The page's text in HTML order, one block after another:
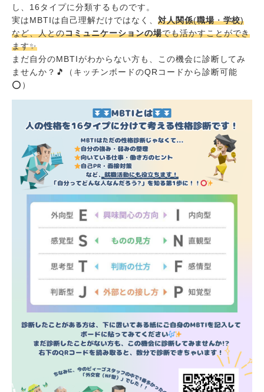
し、16タイプに分類するものです。
実はMBTIは自己理解だけではなく、 対人関係(職場・学校)
など、人とのコミュニケーションの場でも活かすことができ
ます✨
まだ自分のMBTIがわからない方も、この機会に診断してみ
ませんか？🎵（キッチンボードのQRコードから診断可能
⭕️）